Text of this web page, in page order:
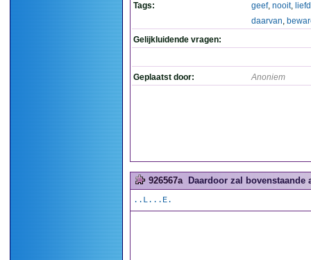
Tags:
geef, nooit,
daarvan,
Gelijkluidende vragen:
Geplaatst door: Anoniem
926567a Daardoor zal bovenstaande
..L...E.